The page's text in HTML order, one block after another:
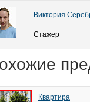
Виктория
Стажер
Квартира